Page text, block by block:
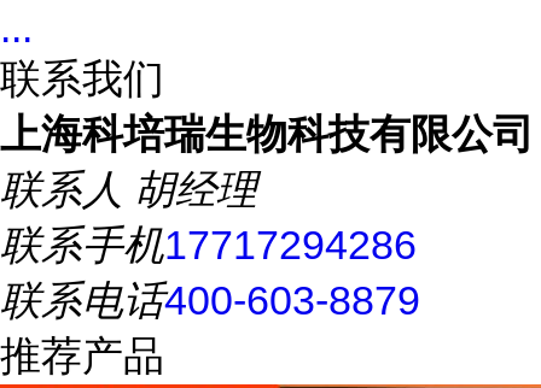
...
联系我们
上海科培瑞生物科技有限公司
联系人 胡经理
联系手机17717294286
联系电话400-603-8879
推荐产品